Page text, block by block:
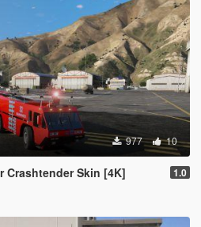
977 10
Crashtender Skin [4K] 1.0